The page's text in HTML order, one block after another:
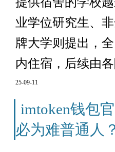
业学位研究生、
牌大学则提出，
内住宿，后续由
25-09-11
imtoken钱包
必为难普通人